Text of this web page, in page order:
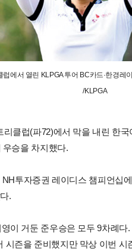
에서 열린 KLPGA 투어 BC카드·한경레
/KLPGA
클럽(파72)에서 막을 내린 한
우승을 차지했다.
투자증권 레이디스 챔피언십
.
이 거둔 준우승은 모두 9차례
시즌을 준비했지만 막상 이번